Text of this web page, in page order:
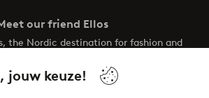
jouw keuze!
our friend Ellos
the Nordic destination for fashion and
Your next inspiring look is here!